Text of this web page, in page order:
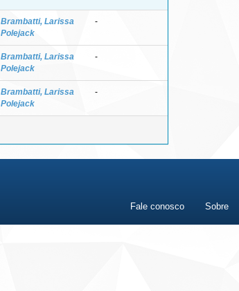
Brambatti, Larissa
Polejack
-
Brambatti, Larissa
Polejack
-
Brambatti, Larissa
Polejack
-
Fale conosco Sobre